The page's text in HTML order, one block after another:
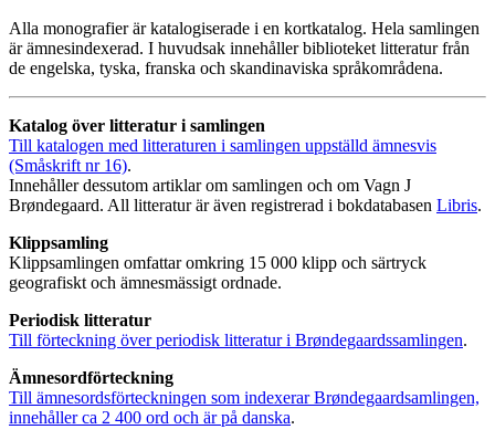
Alla monografier är katalogiserade i en kortkatalog. Hela samlingen
är ämnesindexerad. I huvudsak innehåller biblioteket litteratur från
de engelska, tyska, franska och skandinaviska språkområdena.
Katalog över litteratur i samlingen
Till katalogen med litteraturen i samlingen uppställd ämnesvis
(Småskrift nr 16).
Innehåller dessutom artiklar om samlingen och om Vagn J
Brøndegaard. All litteratur är även registrerad i bokdatabasen Libris.
Klippsamling
Klippsamlingen omfattar omkring 15 000 klipp och särtryck
geografiskt och ämnesmässigt ordnade.
Periodisk litteratur
Till förteckning över periodisk litteratur i Brøndegaardssamlingen.
Ämnesordförteckning
Till ämnesordsförteckningen som indexerar Brøndegaardsamlingen,
innehåller ca 2 400 ord och är på danska.